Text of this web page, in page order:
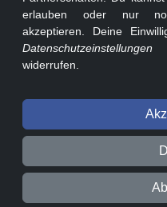
Sonstige Marken
© 2026 GOLF2FORUM -
erlauben oder nur
akzeptieren. Deine
Datenschutzeinstellungen
widerrufen.